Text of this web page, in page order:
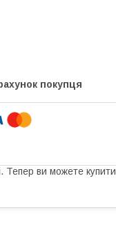
покупця
Тепер ви можете купити